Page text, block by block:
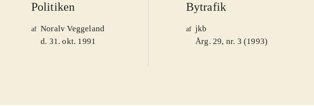
Politiken
af Noralv Veggeland
d. 31. okt. 1991
Bytrafik
af jkb
Årg. 29, nr. 3 (1993)